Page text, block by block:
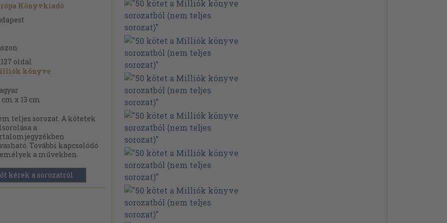
Könyvkiadó
oldal
könyve
cm x 13 cm
teljes sorozat. A kötetek
a
További kapcsolódó
a művekben.
kérek a sorozatról